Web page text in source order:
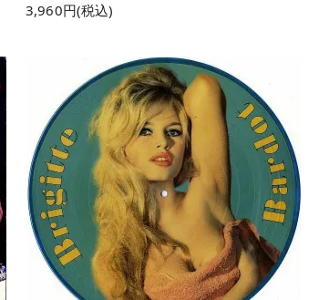
3,960円(税込)